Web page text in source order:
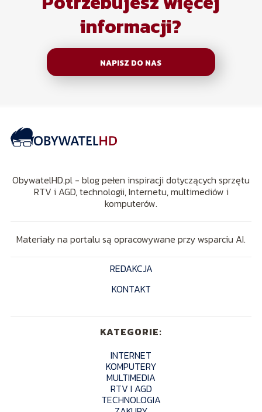
informacji?
NAPISZ DO NAS
ObywatelHD.pl - blog pełen inspiracji dotyczących sprzętu
RTV i AGD, technologii, Internetu, multimediów i
komputerów.
Materiały na portalu są opracowywane przy wsparciu AI.
REDAKCJA
KONTAKT
KATEGORIE:
INTERNET
KOMPUTERY
MULTIMEDIA
RTV I AGD
TECHNOLOGIA